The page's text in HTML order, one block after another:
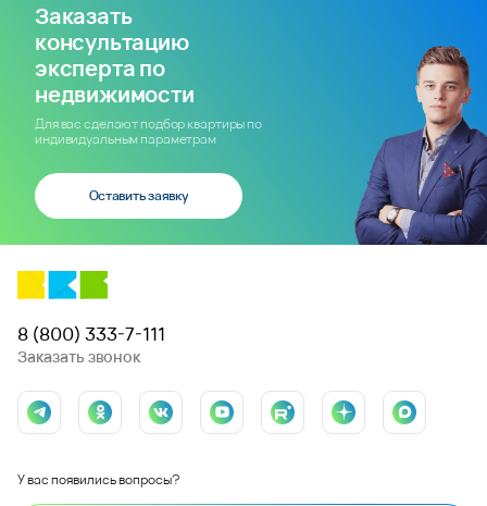
Заказать
консультацию
эксперта по
недвижимости
Для вас сделают подбор квартиры по
индивидуальным параметрам
Оставить заявку
8 (800) 333-7-111
Заказать звонок
У вас появились вопросы?